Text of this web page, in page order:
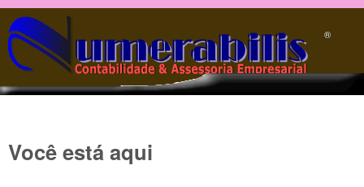
Pular para o conteúdo principal
®️
Você está aqui